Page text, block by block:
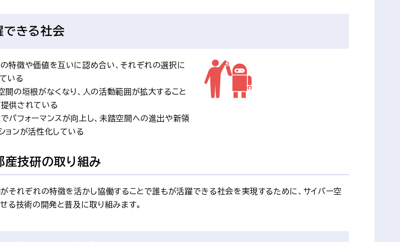
できる社会
特徴や価値を互いに認め合い、それぞれの選択に
いる
間の垣根がなくなり、人の活動範囲が拡大すること
供されている
パフォーマンスが向上し、未踏空間への進出や新領
ョンが活性化している
産技研の取り組み
それぞれの特徴を活かし協働することで誰もが活躍できる社会を実現するために、サイバー空
る技術の開発と普及に取り組みます。